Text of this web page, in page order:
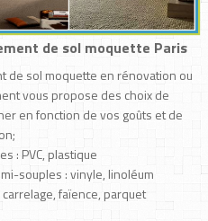
de sol moquette Paris
de sol moquette en rénovation ou
vous propose des choix de
en fonction de vos goûts et de
: PVC, plastique
souples : vinyle, linoléum
faïence, parquet